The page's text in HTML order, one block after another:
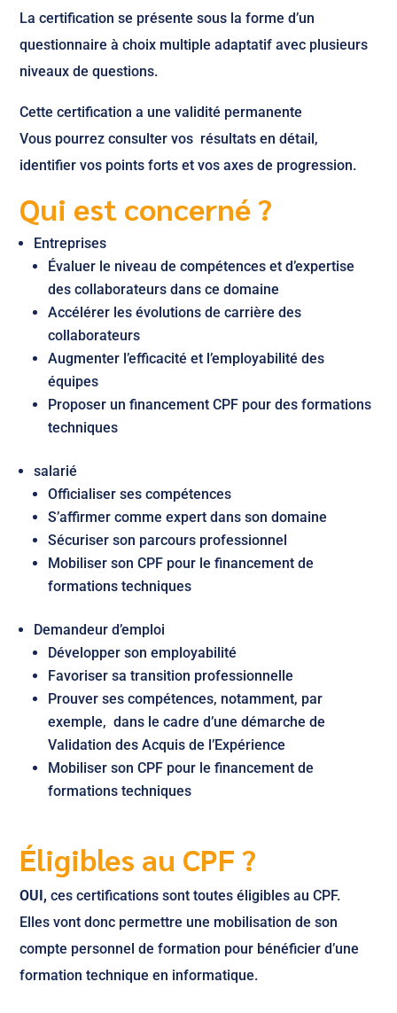
La certification se présente sous la forme d’un
questionnaire à choix multiple adaptatif avec plusieurs
niveaux de questions.
Cette certification a une validité permanente
Vous pourrez consulter vos résultats en détail,
identifier vos points forts et vos axes de progression.
Qui est concerné ?
Entreprises
Évaluer le niveau de compétences et d’expertise
des collaborateurs dans ce domaine
Accélérer les évolutions de carrière des
collaborateurs
Augmenter l’efficacité et l’employabilité des
équipes
Proposer un financement CPF pour des formations
techniques
salarié
Officialiser ses compétences
S’affirmer comme expert dans son domaine
Sécuriser son parcours professionnel
Mobiliser son CPF pour le financement de
formations techniques
Demandeur d’emploi
Développer son employabilité
Favoriser sa transition professionnelle
Prouver ses compétences, notamment, par
exemple, dans le cadre d’une démarche de
Validation des Acquis de l’Expérience
Mobiliser son CPF pour le financement de
formations techniques
Éligibles au CPF ?
OUI, ces certifications sont toutes éligibles au CPF.
Elles vont donc permettre une mobilisation de son
compte personnel de formation pour bénéficier d’une
formation technique en informatique.